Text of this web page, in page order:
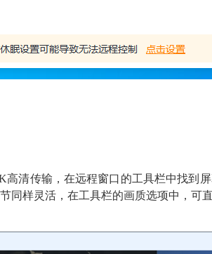
高清传输，在远程窗口的工具栏中找到
同样灵活，在工具栏的画质选项中，可